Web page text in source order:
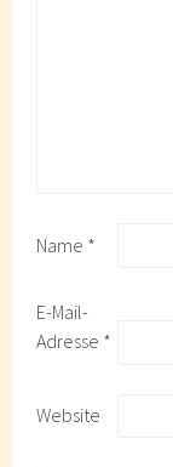
Name *
E-Mail-
Adresse *
Website